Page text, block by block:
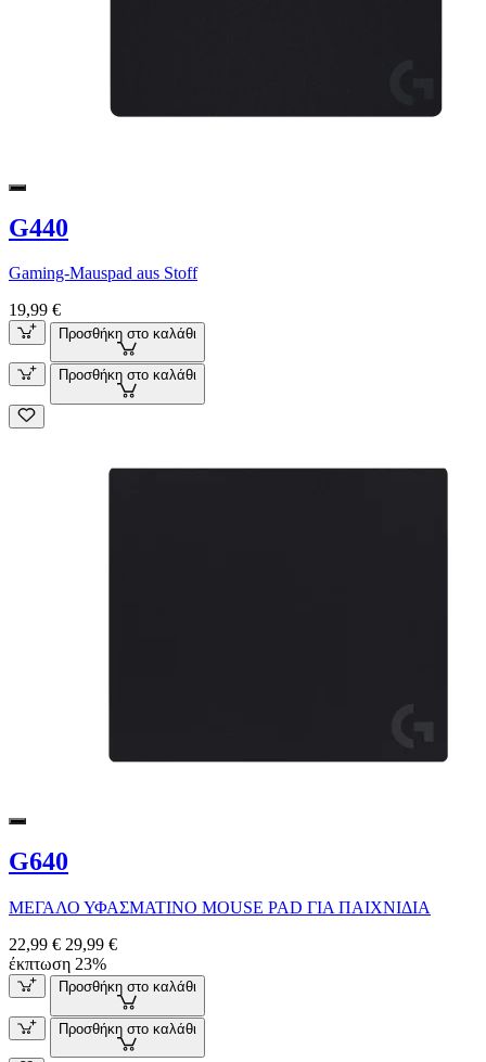
G440
Gaming-Mauspad aus Stoff
19,99 €
Προσθήκη στο καλάθι
Προσθήκη στο καλάθι
G640
ΜΕΓΑΛΟ ΥΦΑΣΜΑΤΙΝΟ MOUSE PAD ΓΙΑ ΠΑΙΧΝΙΔΙΑ
22,99 € 29,99 €
έκπτωση 23%
Προσθήκη στο καλάθι
Προσθήκη στο καλάθι